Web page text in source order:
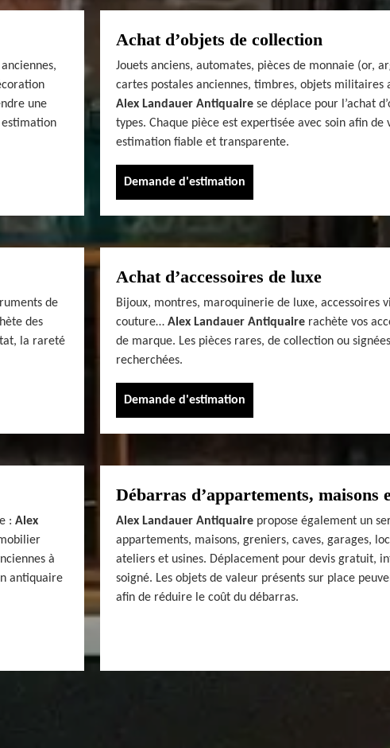
une
estimation
Achat d’objets de collection
Jouets anciens, automates, pièces de monnaie (or,
cartes postales anciennes, timbres, objets militaires
Alex Landauer Antiquaire se déplace pour l’achat
types. Chaque pièce est expertisée avec soin afin de
estimation fiable et transparente.
Demande d'estimation
de
des
la rareté
Achat d’accessoires de luxe
Bijoux, montres, maroquinerie de luxe, accessoires
couture… Alex Landauer Antiquaire rachète vos
de marque. Les pièces rares, de collection ou
recherchées.
Demande d'estimation
: Alex
à
antiquaire
Débarras d’appartements, maisons
Alex Landauer Antiquaire propose également un
appartements, maisons, greniers, caves, garages,
ateliers et usines. Déplacement pour devis gratuit,
soigné. Les objets de valeur présents sur place
afin de réduire le coût du débarras.